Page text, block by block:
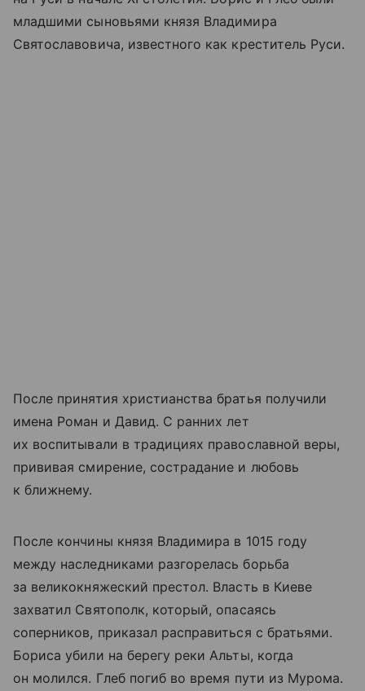
младшими сыновьями князя Владимира
Святославовича, известного как креститель Руси.
После принятия христианства братья получили
имена Роман и Давид. С ранних лет
их воспитывали в традициях православной веры,
прививая смирение, сострадание и любовь
к ближнему.
После кончины князя Владимира в 1015 году
между наследниками разгорелась борьба
за великокняжеский престол. Власть в Киеве
захватил Святополк, который, опасаясь
соперников, приказал расправиться с братьями.
Бориса убили на берегу реки Альты, когда
он молился. Глеб погиб во время пути из Мурома.